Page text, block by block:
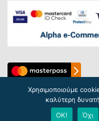
Copyright 2026 © Detoi.gr
Χρησιμοποιούμε
καλύτερη
ΟΚ!
Όχι